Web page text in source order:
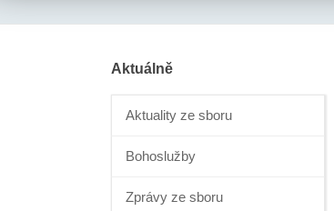
Aktuálně
Aktuality ze sboru
Bohoslužby
Zprávy ze sboru